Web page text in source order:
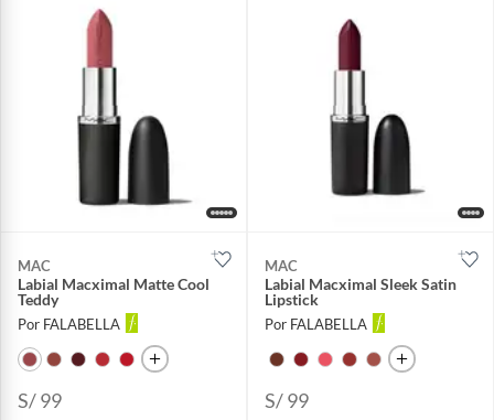
MAC
Labial Macximal Matte Cool
Teddy
Por FALABELLA
S/ 99
MAC
Labial Macximal Sleek Satin
Lipstick
Por FALABELLA
S/ 99